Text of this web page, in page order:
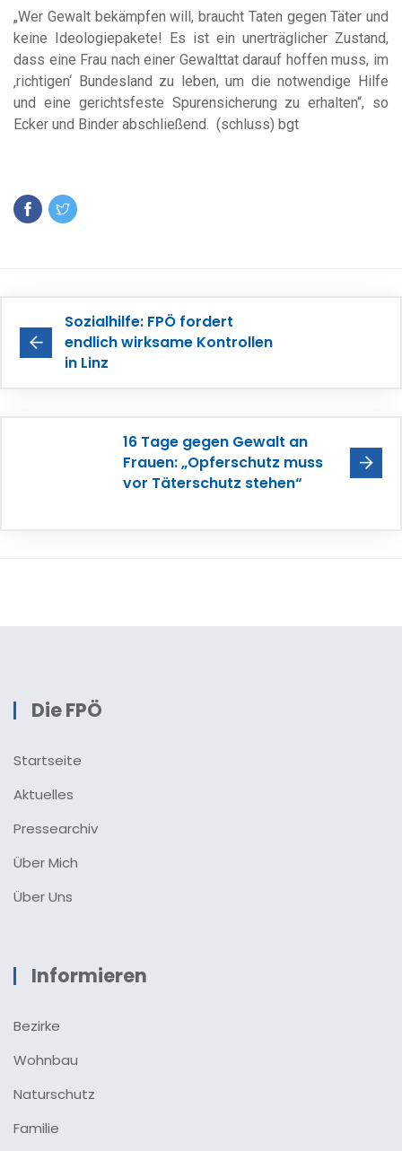
„Wer Gewalt bekämpfen will, braucht Taten gegen Täter und
keine Ideologiepakete! Es ist ein unerträglicher Zustand,
dass eine Frau nach einer Gewalttat darauf hoffen muss, im
‚richtigen‘ Bundesland zu leben, um die notwendige Hilfe
und eine gerichtsfeste Spurensicherung zu erhalten“, so
Ecker und Binder abschließend. (schluss) bgt
Sozialhilfe: FPÖ fordert
endlich wirksame Kontrollen
in Linz
16 Tage gegen Gewalt an
Frauen: „Opferschutz muss
vor Täterschutz stehen“
Die FPÖ
Startseite
Aktuelles
Pressearchiv
Über Mich
Über Uns
Informieren
Bezirke
Wohnbau
Naturschutz
Familie